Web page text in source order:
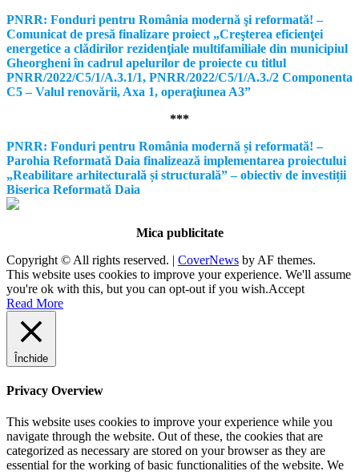
PNRR: Fonduri pentru România modernă şi reformată! –
Comunicat de presă finalizare proiect „Creşterea eficienţei
energetice a clădirilor rezidenţiale multifamiliale din municipiul
Gheorgheni în cadrul apelurilor de proiecte cu titlul
PNRR/2022/C5/1/A.3.1/1, PNRR/2022/C5/1/A.3./2 Componenta
C5 – Valul renovării, Axa 1, operaţiunea A3”
***
PNRR: Fonduri pentru România modernă și reformată! –
Parohia Reformată Daia finalizează implementarea proiectului
„Reabilitare arhitecturală și structurală” – obiectiv de investiții
Biserica Reformată Daia
Mica publicitate
Copyright © All rights reserved. | CoverNews by AF themes.
This website uses cookies to improve your experience. We'll assume
you're ok with this, but you can opt-out if you wish.Accept
Read More
Închide
Privacy Overview
This website uses cookies to improve your experience while you
navigate through the website. Out of these, the cookies that are
categorized as necessary are stored on your browser as they are
essential for the working of basic functionalities of the website. We